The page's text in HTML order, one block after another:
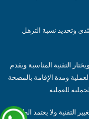
وتحديد نسبة الترهل
التقنية المناسبة ويقدم
ومدة الإقامة بالمصحة
التقنية ولا يعتمد الطبيب